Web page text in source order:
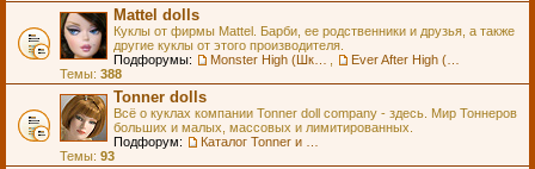
Mattel dolls
Куклы от фирмы Mattel. Барби, ее родственники и друзья, а также
другие куклы от этого производителя.
Подфорумы:
Темы: 388
Tonner dolls
Всё о куклах компании Tonner doll company - здесь. Мир Тоннеров
больших и малых, массовых и лимитированных.
Подфорум:
Темы: 93